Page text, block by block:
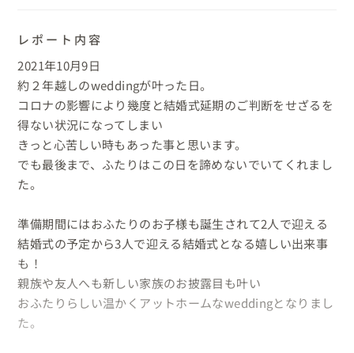
レポート内容
2021年10月9日
約２年越しのweddingが叶った日。
コロナの影響により幾度と結婚式延期のご判断をせざるを
得ない状況になってしまい
きっと心苦しい時もあった事と思います。
でも最後まで、ふたりはこの日を諦めないでいてくれまし
た。
準備期間にはおふたりのお子様も誕生されて2人で迎える
結婚式の予定から3人で迎える結婚式となる嬉しい出来事
も！
親族や友人へも新しい家族のお披露目も叶い
おふたりらしい温かくアットホームなweddingとなりまし
た。